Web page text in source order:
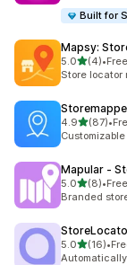
Built for
Mapsy:
5.0เต็ม 5 ดาว
(4)
ทั้งหมด 4 รีวิว
•
Store locator
4.9เต็ม 5 ดาว
(87)
ทั้งหมด 87 รีวิว
•
Mapular ‑
5.0เต็ม 5 ดาว
(8)
ทั้งหมด 8 รีวิว
•
Branded
5.0เต็ม 5 ดาว
(16)
ทั้งหมด 16 รีวิว
•